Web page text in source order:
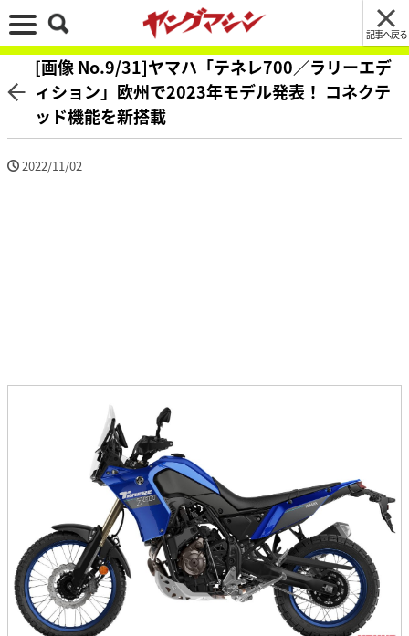
記事へ戻る
[画像 No.9/31]ヤマハ「テネレ700／ラリーエデ
ィション」欧州で2023年モデル発表！ コネクテ
ッド機能を新搭載
2022/11/02